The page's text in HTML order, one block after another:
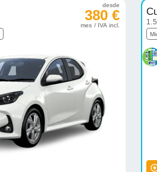
desde
380 €
mes / IVA incl.